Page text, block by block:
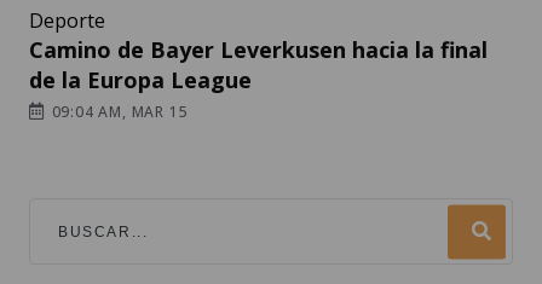
Deporte
Camino de Bayer Leverkusen hacia la final
de la Europa League
09:04 AM, MAR 15